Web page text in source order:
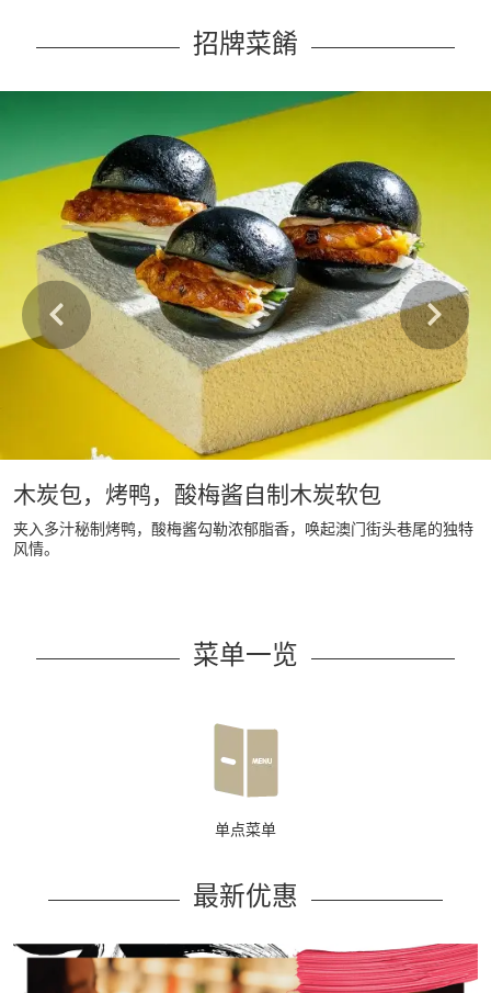
招牌菜餚
木炭包，烤鸭，酸梅酱自制木炭软包
夹入多汁秘制烤鸭，酸梅酱勾勒浓郁脂香，唤起澳门街头巷尾的独特
风情。
菜单一览
单点菜单
最新优惠